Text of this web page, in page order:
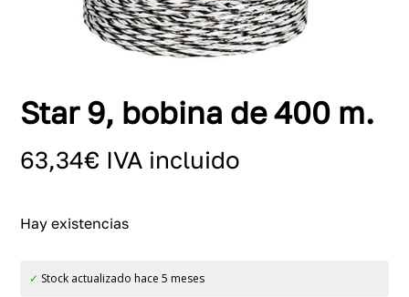
Star 9, bobina de 400 m.
63,34€ IVA incluido
Hay existencias
✓ Stock actualizado hace 5 meses